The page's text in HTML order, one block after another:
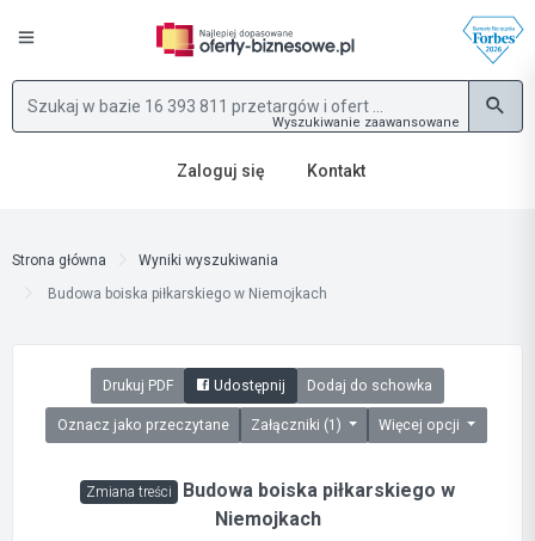
Wyszukiwanie zaawansowane
Zaloguj się Kontakt
Strona główna
Wyniki wyszukiwania
Budowa boiska piłkarskiego w Niemojkach
Drukuj PDF Udostępnij Dodaj do schowka
Oznacz jako przeczytane Załączniki (1) Więcej opcji
Zmiana treści Budowa boiska piłkarskiego w
Niemojkach